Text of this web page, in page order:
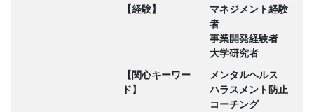
【経験】
マネジメント経験
者
事業開発経験者
大学研究者
【関心キーワー
ド】
メンタルヘルス
ハラスメント防止
コーチング